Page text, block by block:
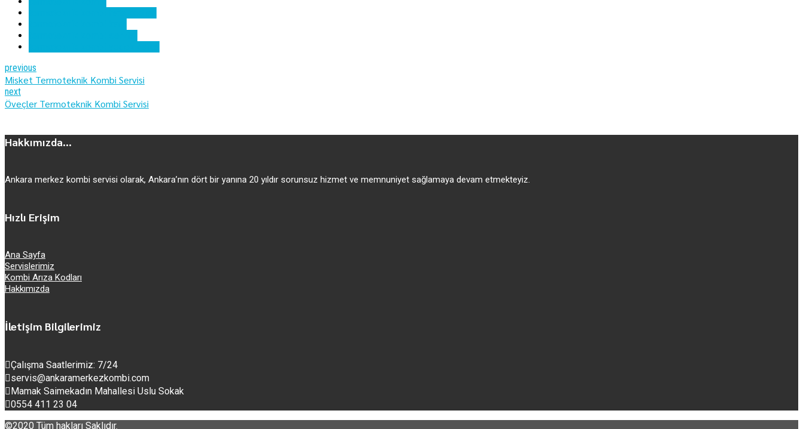
previous
Misket Termoteknik Kombi Servisi
next
Öveçler Termoteknik Kombi Servisi
Hakkımızda...
Ankara merkez kombi servisi olarak, Ankara’nın dört bir yanına 20 yıldır sorunsuz hizmet ve memnuniyet sağlamaya devam etmekteyiz.
Hızlı Erişim
Ana Sayfa
Servislerimiz
Kombi Arıza Kodları
Hakkımızda
İletişim Bilgilerimiz
Çalışma Saatlerimiz: 7/24
servis@ankaramerkezkombi.com
Mamak Saimekadın Mahallesi Uslu Sokak
0554 411 23 04
©2020 Tüm hakları Saklıdır.